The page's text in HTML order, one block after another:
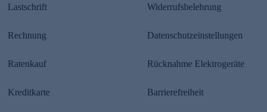
Lastschrift
Rechnung
Ratenkauf
Kreditkarte
Widerrufsbelehrung
Datenschutzeinstellungen
Rücknahme Elektrogeräte
Barrierefreiheit